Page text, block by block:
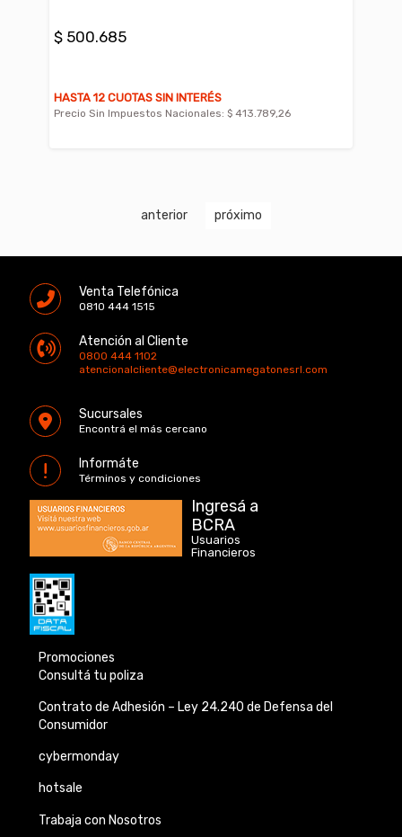
$ 500.685
HASTA 12 CUOTAS SIN INTERÉS
Precio Sin Impuestos Nacionales: $ 413.789,26
anterior próximo
Venta Telefónica
0810 444 1515
Atención al Cliente
0800 444 1102
atencionalcliente@electronicamegatonesrl.com
Sucursales
Encontrá el más cercano
Informáte
Términos y condiciones
Ingresá a
BCRA
Usuarios
Financieros
Promociones
Consultá tu poliza
Contrato de Adhesión – Ley 24.240 de Defensa del
Consumidor
cybermonday
hotsale
Trabaja con Nosotros